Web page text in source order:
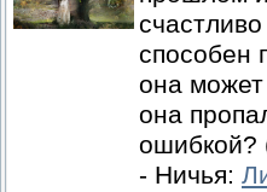
способен
она
она
ошибкой?
- Ничья: